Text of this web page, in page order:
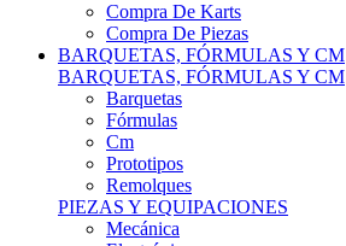
Compra De Karts
Compra De Piezas
BARQUETAS, FÓRMULAS Y CM
BARQUETAS, FÓRMULAS Y CM
Barquetas
Fórmulas
Cm
Prototipos
Remolques
PIEZAS Y EQUIPACIONES
Mecánica